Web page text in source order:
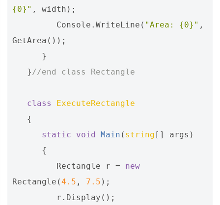
{0}" , width );
Console . WriteLine ( "Area: {0}" ,
GetArea ());
}
}//end class Rectangle
class
ExecuteRectangle
{
static
void Main ( string [] args )
{
Rectangle
r =
new
Rectangle (4.5 , 7.5 );
r . Display ();